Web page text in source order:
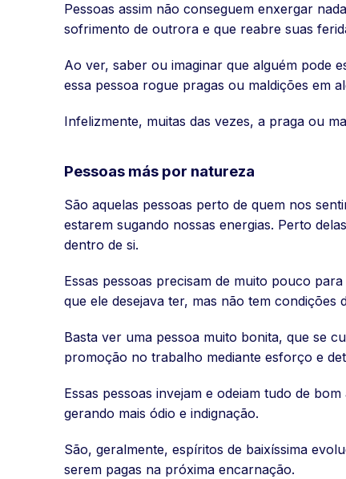
Pessoas assim não conseguem enxergar
sofrimento de outrora e que reabre suas
Ao ver, saber ou imaginar que alguém pode
essa pessoa rogue pragas ou maldições em
Infelizmente, muitas das vezes, a praga ou
Pessoas más por natureza
São aquelas pessoas perto de quem nos
estarem sugando nossas energias. Perto
dentro de si.
Essas pessoas precisam de muito pouco
que ele desejava ter, mas não tem condições
Basta ver uma pessoa muito bonita, que se
promoção no trabalho mediante esforço e
Essas pessoas invejam e odeiam tudo de
gerando mais ódio e indignação.
São, geralmente, espíritos de baixíssima
serem pagas na próxima encarnação.